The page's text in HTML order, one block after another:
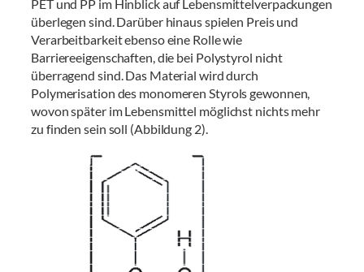
PET und PP im Hinblick auf Lebensmittelverpackungen
überlegen sind. Darüber hinaus spielen Preis und
Verarbeitbarkeit ebenso eine Rolle wie
Barriereeigenschaften, die bei Polystyrol nicht
überragend sind. Das Material wird durch
Polymerisation des monomeren Styrols gewonnen,
wovon später im Lebensmittel möglichst nichts mehr
zu finden sein soll (Abbildung 2).